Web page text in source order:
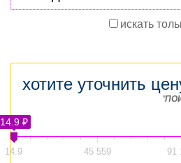
искать
хотите уточнить
"
14.9 ₽
14.9 45 559 91